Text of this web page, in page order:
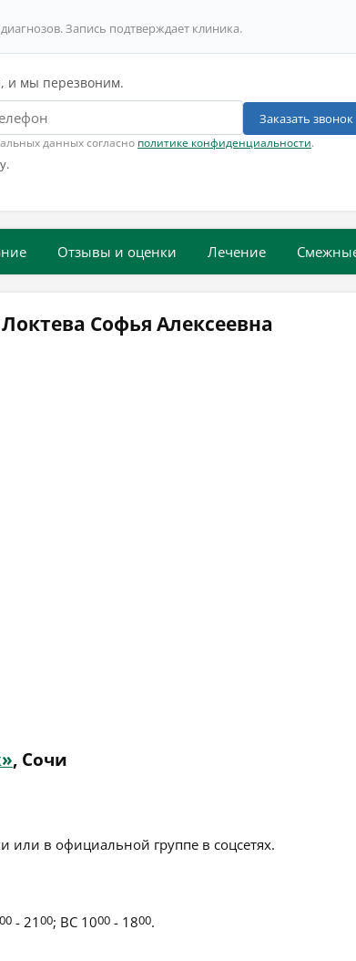
Запись подтверждает клиника.
и мы перезвоним.
Заказать звонок
данных согласно политике конфиденциальности.
Отзывы и оценки Лечение
Софья Алексеевна
, Сочи
или в официальной группе в соцсетях.
00 - 2100; ВС 1000 - 1800.